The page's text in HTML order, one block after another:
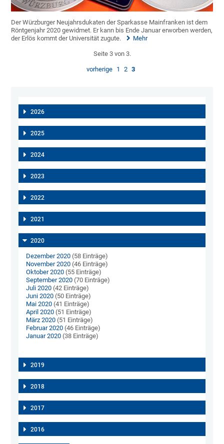
Der Würzburger Neujahrsdukaten der Sparkasse Mainfranken ist dem
Röntgenjahr 2020 gewidmet. Er kann bis Ende Januar erworben werden,
der Erlös kommt der Universität zugute.
Mehr
Seite 3 von 3.
vorherige 1 2 3
2026
2025
2024
2023
2022
2021
2020
Dezember 2020 (58 Einträge)
November 2020 (46 Einträge)
Oktober 2020 (55 Einträge)
September 2020 (70 Einträge)
Juli 2020 (42 Einträge)
Juni 2020 (50 Einträge)
Mai 2020 (41 Einträge)
April 2020 (51 Einträge)
März 2020 (51 Einträge)
Februar 2020 (46 Einträge)
Januar 2020 (38 Einträge)
2019
2018
2017
2016